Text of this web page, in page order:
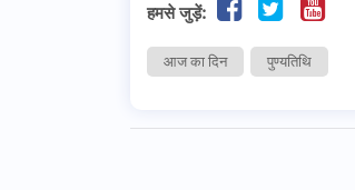
हमसे जुड़ें:
आज का दिन पुण्यतिथि